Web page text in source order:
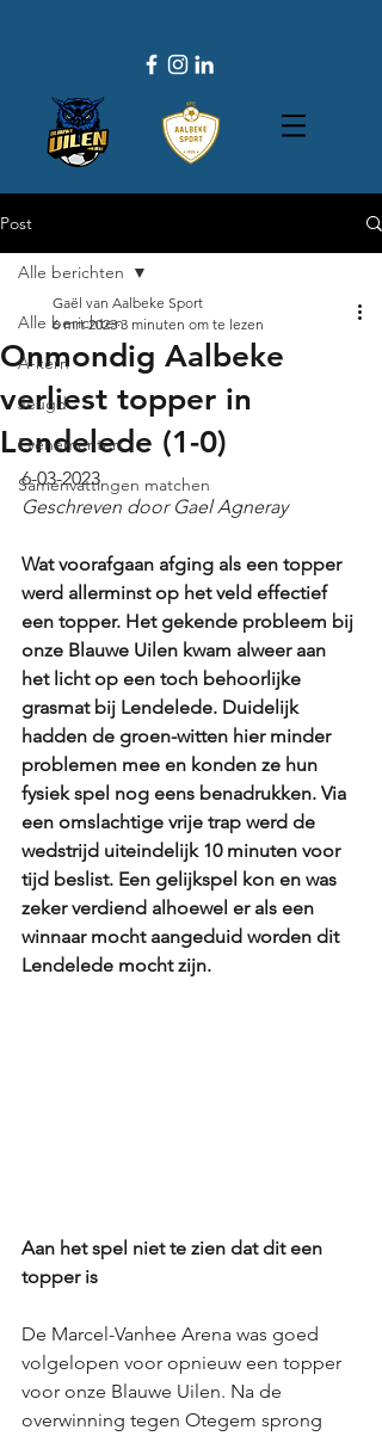
Post
Alle berichten
A-kern
Jeugd
Evenementen
Samenvattingen matchen
Alle berichten
Onmondig Aalbeke
verliest topper in
Lendelede (1-0)
Gaël van Aalbeke Sport
6 mrt 2023 3 minuten om te lezen
6-03-2023
Geschreven door Gael Agneray
Wat voorafgaan afging als een topper
werd allerminst op het veld effectief
een topper. Het gekende probleem bij
onze Blauwe Uilen kwam alweer aan
het licht op een toch behoorlijke
grasmat bij Lendelede. Duidelijk
hadden de groen-witten hier minder
problemen mee en konden ze hun
fysiek spel nog eens benadrukken. Via
een omslachtige vrije trap werd de
wedstrijd uiteindelijk 10 minuten voor
tijd beslist. Een gelijkspel kon en was
zeker verdiend alhoewel er als een
winnaar mocht aangeduid worden dit
Lendelede mocht zijn.
Aan het spel niet te zien dat dit een
topper is
De Marcel-Vanhee Arena was goed
volgelopen voor opnieuw een topper
voor onze Blauwe Uilen. Na de
overwinning tegen Otegem sprong